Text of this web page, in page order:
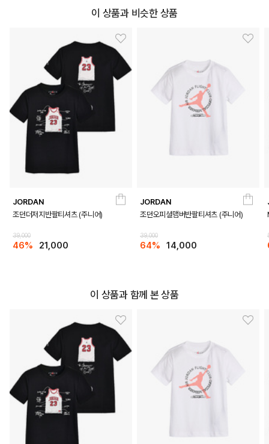
LIGHT BLUE
PRODUCT VIEW
이 상품과 비슷한 상품
JORDAN
조던더저지반팔티셔츠 (주니어)
39,000
46% 21,000
JORDAN
조던오피셜맴버반팔티셔츠 (주니어)
39,000
64% 14,000
이 상품과 함께 본 상품